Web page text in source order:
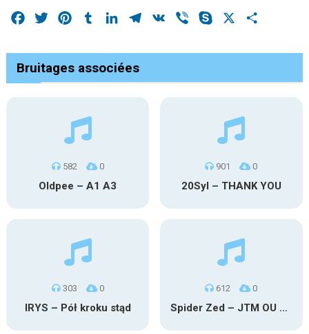
Facebook
Twitter PinterestTumblrLinkedInTelegram
VK Viber Skype
Bruitages associées
582 0
Oldpee – A1 A3
901 0
20Syl – THANK YOU
303 0
IRYS – Pół kroku stąd
612 0
Spider Zed – JTM OU TG